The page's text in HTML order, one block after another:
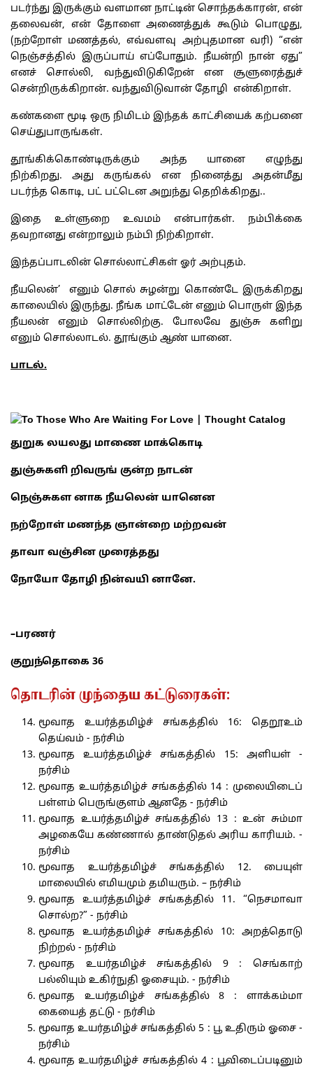
படர்ந்து இருக்கும் வளமான நாட்டின் சொந்தக்காரன், என்
தலைவன், என் தோளை அணைத்துக் கூடும் பொழுது,
(நற்றோள் மணத்தல், எவ்வளவு அற்புதமான வரி) “என்
நெஞ்சத்தில் இருப்பாய் எப்போதும். நீயன்றி நான் ஏது”
எனச் சொல்லி, வந்துவிடுகிறேன் என சூளுரைத்துச்
சென்றிருக்கிறான். வந்துவிடுவான் தோழி என்கிறாள்.
கண்களை மூடி ஒரு நிமிடம் இந்தக் காட்சியைக் கற்பனை
செய்துபாருங்கள்.
தூங்கிக்கொண்டிருக்கும் அந்த யானை எழுந்து
நிற்கிறது. அது கருங்கல் என நினைத்து அதன்மீது
படர்ந்த கொடி, பட் பட்டென அறுந்து தெறிக்கிறது..
இதை உள்ளுறை உவமம் என்பார்கள். நம்பிக்கை
தவறானது என்றாலும் நம்பி நிற்கிறாள்.
இந்தப்பாடலின் சொல்லாட்சிகள் ஓர் அற்புதம்.
நீயலென்’ எனும் சொல் சுழன்று கொண்டே இருக்கிறது
காலையில் இருந்து. நீங்க மாட்டேன் எனும் பொருள் இந்த
நீயலன் எனும் சொல்லிற்கு. போலவே துஞ்சு களிறு
எனும் சொல்லாடல். தூங்கும் ஆண் யானை.
பாடல்.
துறுக லயலது மாணை மாக்கொடி
துஞ்சுகளி றிவருங் குன்ற நாடன்
நெஞ்சுகள னாக நீயலென் யானென
நற்றோள் மணந்த ஞான்றை மற்றவன்
தாவா வஞ்சின முரைத்தது
நோயோ தோழி நின்வயி னானே.
–பரணர்
குறுந்தொகை 36
தொடரின் முந்தைய கட்டுரைகள்:
மூவாத உயர்த்தமிழ்ச் சங்கத்தில் 16: தெறூஉம்
தெய்வம் - நர்சிம்
மூவாத உயர்த்தமிழ்ச் சங்கத்தில் 15: அளியள் -
நர்சிம்
மூவாத உயர்த்தமிழ்ச் சங்கத்தில் 14 : முலையிடைப்
பள்ளம் பெருங்குளம் ஆனதே - நர்சிம்
மூவாத உயர்த்தமிழ்ச் சங்கத்தில் 13 : உன் சும்மா
அழகையே கண்ணால் தாண்டுதல் அரிய காரியம். -
நர்சிம்
மூவாத உயர்த்தமிழ்ச் சங்கத்தில் 12. பையுள்
மாலையில் எமியமும் தமியரும். – நர்சிம்
மூவாத உயர்த்தமிழ்ச் சங்கத்தில் 11. “நெசமாவா
சொல்ற?” - நர்சிம்
மூவாத உயர்த்தமிழ்ச் சங்கத்தில் 10: அறத்தொடு
நிற்றல் - நர்சிம்
மூவாத உயர்தமிழ்ச் சங்கத்தில் 9 : செங்காற்
பல்லியும் உகிர்நுதி ஓசையும். - நர்சிம்
மூவாத உயர்தமிழ்ச் சங்கத்தில் 8 : ளாக்கம்மா
கையைத் தட்டு - நர்சிம்
மூவாத உயர்தமிழ்ச் சங்கத்தில் 5 : பூ உதிரும் ஓசை -
நர்சிம்
மூவாத உயர்தமிழ்ச் சங்கத்தில் 4 : பூவிடைப்படினும்